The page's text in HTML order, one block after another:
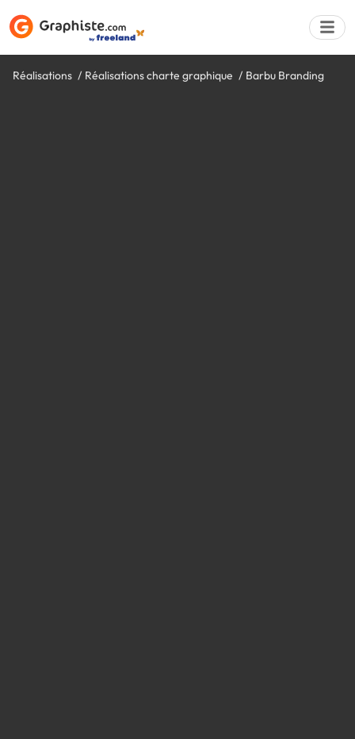
Réalisations Réalisations charte graphique Barbu Branding